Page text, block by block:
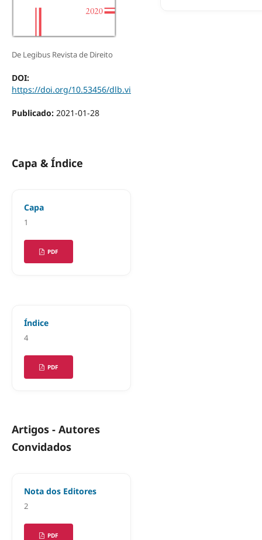
De Legibus Revista de Direito
DOI:
https://doi.org/10.53456/dlb.vi
Publicado: 2021-01-28
Capa & Índice
Capa
1
PDF
Índice
4
PDF
Artigos - Autores
Convidados
Nota dos Editores
2
PDF